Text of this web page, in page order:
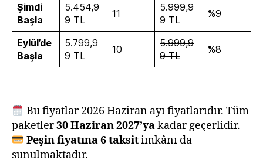
Şimdi
Başla
5.454,9
9 TL
11
5.999,9
9 TL
%9
Eylül’de
Başla
5.799,9
9 TL
10
5.999,9
9 TL
%8
Bu fiyatlar 2026 Haziran ayı fiyatlarıdır. Tüm
paketler30 Haziran 2027’yakadar geçerlidir.
Peşin fiyatına 6 taksitimkânı da
sunulmaktadır.